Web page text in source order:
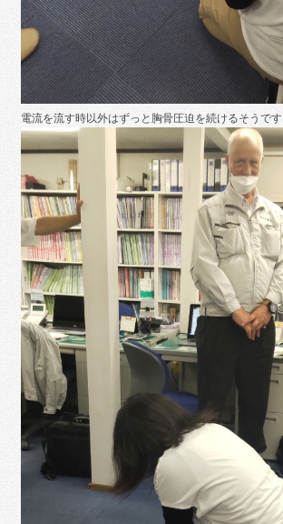
電流を流す時以外はずっと胸骨圧迫を続けるそうです